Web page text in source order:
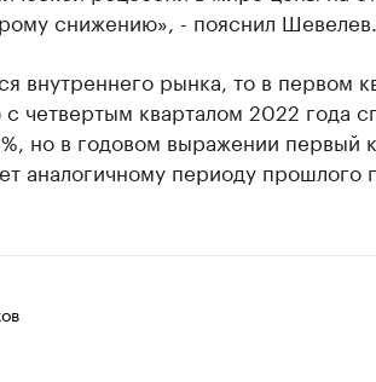
снижению», - пояснил Шевелев.
внутреннего рынка, то в первом
четвертым кварталом 2022 года
но в годовом выражении первый
аналогичному периоду прошлого